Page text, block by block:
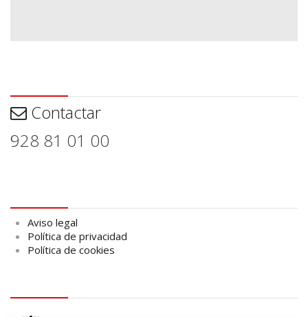
Contactar
928 81 01 00
Aviso legal
Política de privacidad
Política de cookies